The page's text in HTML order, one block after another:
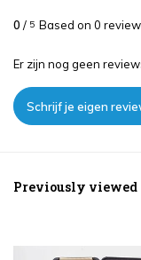
0 / 5 Based on 0
Er zijn nog geen
Schrijf je eigen
Previously viewed